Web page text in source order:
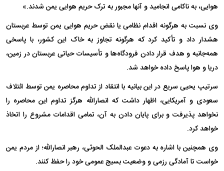
هوایی، به ناکامی انجامید و آنها مجبور به ترک حریم هوایی یمن شدند.»
وی نسبت به هرگونه اقدام نظامی یا نقض حریم هوایی یمن توسط عربستان
هشدار داد و تأکید کرد که هرگونه تجاوز به خاک این کشور، با پاسخی
همه‌جانبه و هدف قرار دادن فرودگاه‌ها و تأسیسات حیاتی عربستان در زمین،
دریا و هوا پاسخ داده خواهد شد.
سرتیپ یحیی سریع در این بیانیه با انتقاد از تداوم محاصره یمن توسط ائتلاف
سعودی و آمریکایی، اظهار داشت که انصارالله هرگز تداوم این محاصره را
نخواهد پذیرفت و برای پایان دادن به آن، تمامی اقدامات مشروع را اتخاذ
خواهد کرد.
وی همچنین با اشاره به دعوت عبدالملک الحوثی، رهبر انصارالله؛ از مردم یمن
خواست تا آمادگی رزمی و وضعیت بسیج عمومی خود را حفظ کنند.